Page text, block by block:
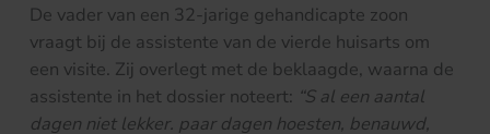
De vader van een 32-jarige gehandicapte zoon
vraagt bij de assistente van de vierde huisarts om
een visite. Zij overlegt met de beklaagde, waarna de
assistente in het dossier noteert: “S al een aantal
dagen niet lekker. paar dagen hoesten, benauwd,